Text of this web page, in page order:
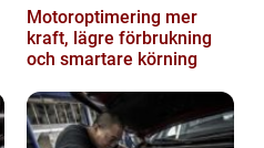
Motoroptimering mer
kraft, lägre förbrukning
och smartare körning